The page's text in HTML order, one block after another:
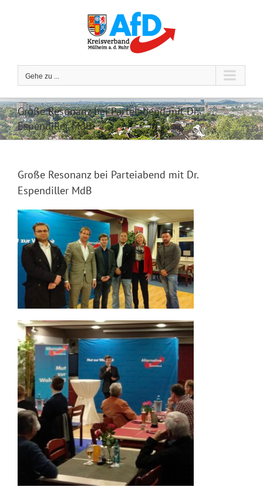
Gehe zu ...
Große Resonanz bei Parteiabend mit Dr.
Espendiller MdB
Große Resonanz bei Parteiabend mit Dr.
Espendiller MdB